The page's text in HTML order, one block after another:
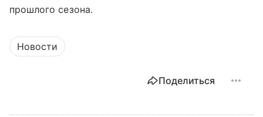
прошлого сезона.
Новости
Поделиться